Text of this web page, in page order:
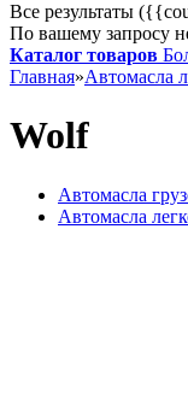
Все результаты
По вашему запросу
Каталог товаров
Главная»Автомасла
Wolf
Автомасла
Автомасла